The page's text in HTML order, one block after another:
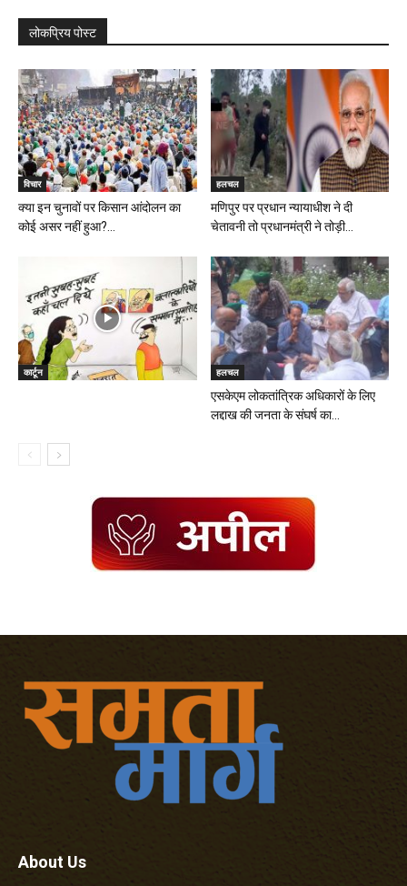
लोकप्रिय पोस्ट
विचार
क्या इन चुनावों पर किसान आंदोलन का
कोई असर नहीं हुआ?...
हलचल
मणिपुर पर प्रधान न्यायाधीश ने दी
चेतावनी तो प्रधानमंत्री ने तोड़ी...
कार्टून हलचल
एसकेएम लोकतांत्रिक अधिकारों के लिए
लद्दाख की जनता के संघर्ष का...
About Us